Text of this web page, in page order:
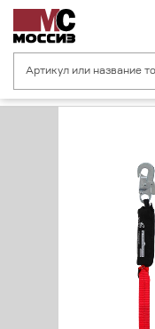
Главная страница